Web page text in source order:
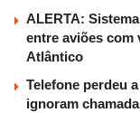
ALERTA:
entre aviões com
Atlântico
Telefone perdeu
ignoram